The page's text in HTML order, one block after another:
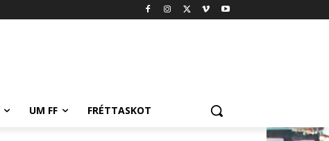
UM FF FRÉTTASKOT